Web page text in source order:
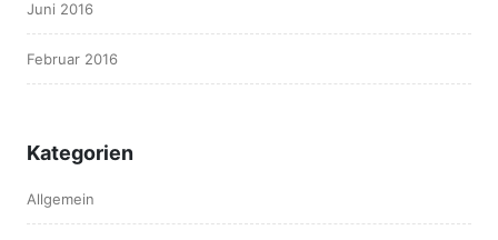
Juni 2016
Februar 2016
Kategorien
Allgemein